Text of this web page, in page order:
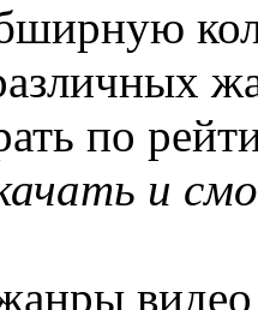
по
и
видео